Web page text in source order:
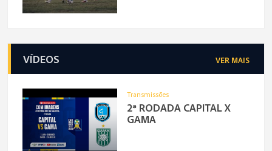
VÍDEOS VER MAIS
Transmissões
2ª RODADA CAPITAL X
GAMA